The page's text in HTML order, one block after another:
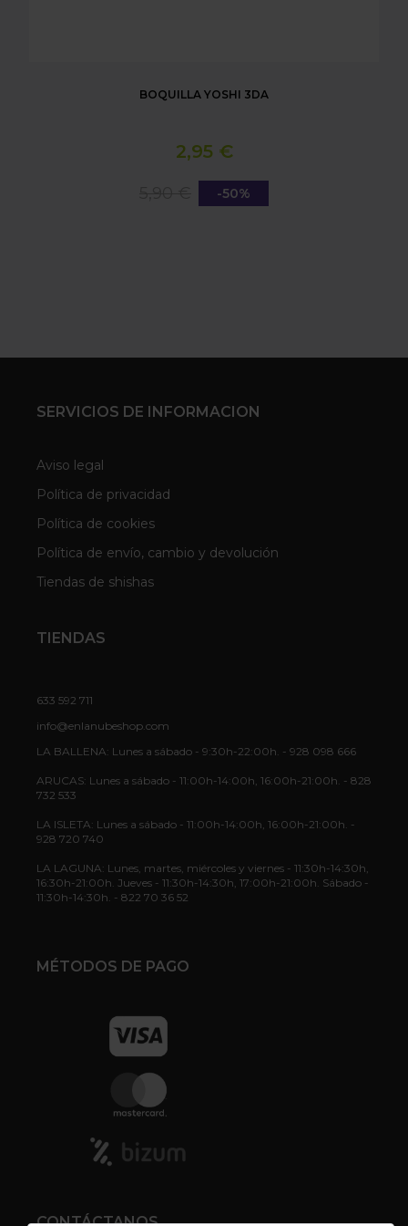
BOQUILLA YOSHI 3DA
2,95 €
-50%
SERVICIOS DE INFORMACION
Aviso legal
Política de privacidad
Política de cookies
Política de envío, cambio y devolución
Tiendas de shishas
TIENDAS
633 592 711
info@enlanubeshop.com
LA BALLENA: Lunes a sábado - 9:30h-22:00h. - 928 098 666
ARUCAS: Lunes a sábado - 11:00h-14:00h, 16:00h-21:00h. - 828
732 533
LA ISLETA: Lunes a sábado - 11:00h-14:00h, 16:00h-21:00h. -
928 720 740
LA LAGUNA: Lunes, martes, miércoles y viernes - 11:30h-14:30h,
16:30h-21:00h. Jueves - 11:30h-14:30h, 17:00h-21:00h. Sábado -
11:30h-14:30h. - 822 70 36 52
MÉTODOS DE PAGO
CONTÁCTANOS